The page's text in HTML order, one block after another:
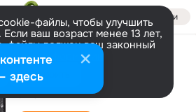
Войти
файлы, чтобы улучшить
ваш возраст менее 13 лет,
файлы должен ваш законный
Больше информации
Настроить
Next Level
S-70
здесь